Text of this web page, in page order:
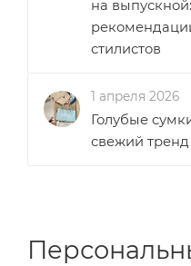
на выпускной:
стилистов
1 апреля 2026
Голубые
свежий тренд